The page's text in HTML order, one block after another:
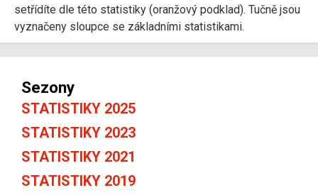
setřídíte dle této statistiky (oranžový podklad). Tučně jsou
vyznačeny sloupce se základními statistikami.
Sezony
STATISTIKY 2025
STATISTIKY 2023
STATISTIKY 2021
STATISTIKY 2019